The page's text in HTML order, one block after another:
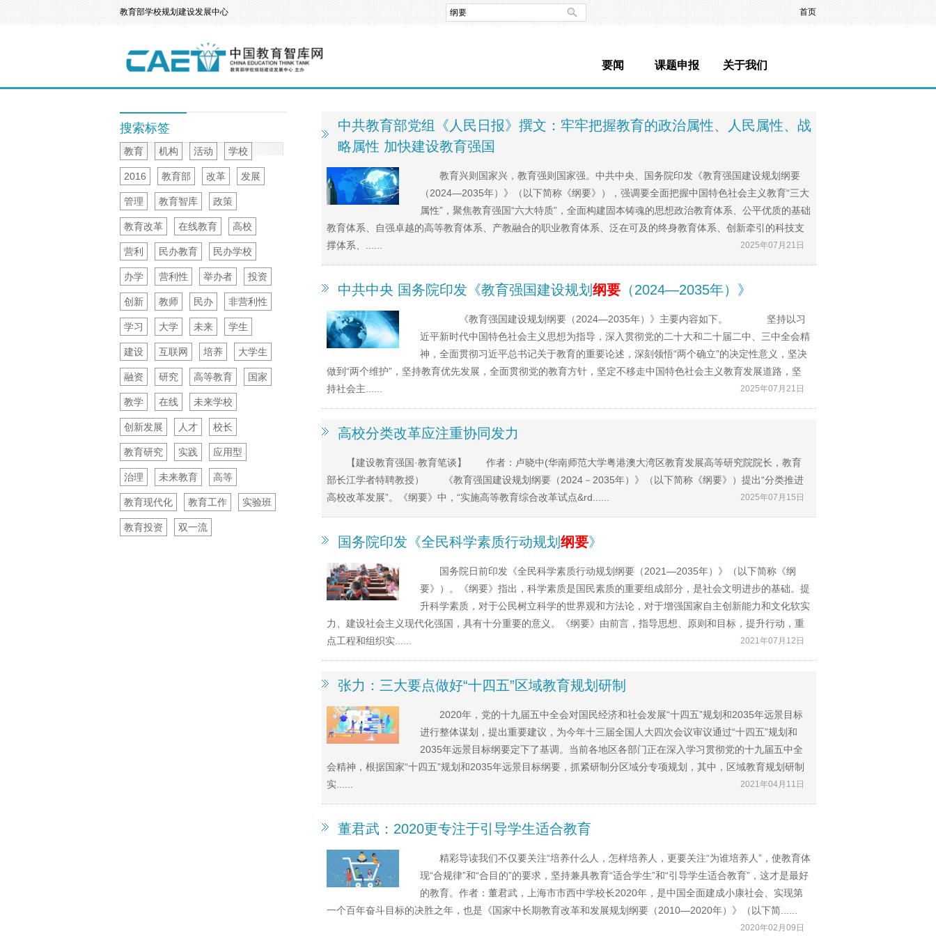
教育部学校规划建设发展中心 首页
要闻 课题申报 关于我们
搜索标签
教育 机构 活动 学校
2016 教育部 改革 发展
管理 教育智库 政策
教育改革 在线教育 高校
营利 民办教育 民办学校
办学 营利性 举办者 投资
创新 教师 民办 非营利性
学习 大学 未来 学生
建设 互联网 培养 大学生
融资 研究 高等教育 国家
教学 在线 未来学校
创新发展 人才 校长
教育研究 实践 应用型
治理 未来教育 高等
教育现代化 教育工作 实验班
教育投资 双一流
中共教育部党组《人民日报》撰文：牢牢把握教育的政治属性、人民属性、战
略属性 加快建设教育强国
教育兴则国家兴，教育强则国家强。中共中央、国务院印发《教育强国建设规划纲要
（2024—2035年）》（以下简称《纲要》），强调要全面把握中国特色社会主义教育“三大
属性”，聚焦教育强国“六大特质”，全面构建固本铸魂的思想政治教育体系、公平优质的基础
教育体系、自强卓越的高等教育体系、产教融合的职业教育体系、泛在可及的终身教育体系、创新牵引的科技支
撑体系、......
2025年07月21日
中共中央 国务院印发《教育强国建设规划 纲要 （2024—2035年）》
《教育强国建设规划纲要（2024—2035年）》主要内容如下。 坚持以习
近平新时代中国特色社会主义思想为指导，深入贯彻党的二十大和二十届二中、三中全会精
神，全面贯彻习近平总书记关于教育的重要论述，深刻领悟“两个确立”的决定性意义，坚决
做到“两个维护”，坚持教育优先发展，全面贯彻党的教育方针，坚定不移走中国特色社会主义教育发展道路，坚
持社会主......
2025年07月21日
高校分类改革应注重协同发力
【建设教育强国·教育笔谈】 作者：卢晓中(华南师范大学粤港澳大湾区教育发展高等研究院院长，教育
部长江学者特聘教授） 《教育强国建设规划纲要（2024－2035年）》（以下简称《纲要》）提出“分类推进
高校改革发展”。《纲要》中，“实施高等教育综合改革试点&rd......
2025年07月15日
国务院印发《全民科学素质行动规划 纲要》
国务院日前印发《全民科学素质行动规划纲要（2021—2035年）》（以下简称《纲
要》）。《纲要》指出，科学素质是国民素质的重要组成部分，是社会文明进步的基础。提
升科学素质，对于公民树立科学的世界观和方法论，对于增强国家自主创新能力和文化软实
力、建设社会主义现代化强国，具有十分重要的意义。《纲要》由前言，指导思想、原则和目标，提升行动，重
点工程和组织实......
2021年07月12日
张力：三大要点做好“十四五”区域教育规划研制
2020年，党的十九届五中全会对国民经济和社会发展“十四五”规划和2035年远景目标
进行整体谋划，提出重要建议，为今年十三届全国人大四次会议审议通过“十四五”规划和
2035年远景目标纲要定下了基调。当前各地区各部门正在深入学习贯彻党的十九届五中全
会精神，根据国家“十四五”规划和2035年远景目标纲要，抓紧研制分区域分专项规划，其中，区域教育规划研制
实......
2021年04月11日
董君武：2020更专注于引导学生适合教育
精彩导读我们不仅要关注“培养什么人，怎样培养人，更要关注“为谁培养人”，使教育体
现“合规律”和“合目的”的要求，坚持兼具教育“适合学生”和“引导学生适合教育”，这才是最好
的教育。作者：董君武，上海市市西中学校长2020年，是中国全面建成小康社会、实现第
一个百年奋斗目标的决胜之年，也是《国家中长期教育改革和发展规划纲要（2010—2020年）》（以下简......
2020年02月09日